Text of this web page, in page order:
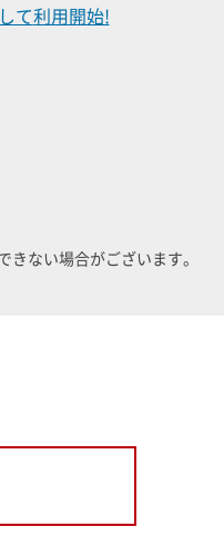
て利用開始!
ない場合がございます。